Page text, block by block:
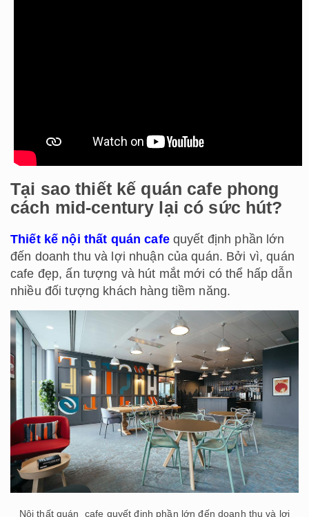
Tại sao thiết kế quán cafe phong
cách mid-century lại có sức hút?
Thiết kế nội thất quán cafequyết định phần lớn
đến doanh thu và lợi nhuận của quán. Bởi vì, quán
cafe đẹp, ấn tượng và hút mắt mới có thể hấp dẫn
nhiều đối tượng khách hàng tiềm năng.
Nội thất quán cafe quyết định phần lớn đến doanh thu và lợi